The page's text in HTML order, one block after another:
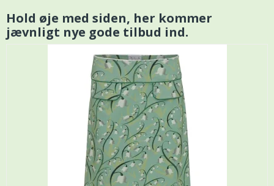
Hold øje med siden, her kommer
jævnligt nye gode tilbud ind.